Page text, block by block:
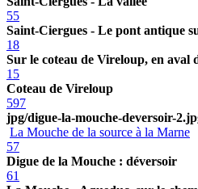
55
Saint-Ciergues - Le pont antique
18
Sur le coteau de Vireloup, en aval
15
Coteau de Vireloup
597
jpg/digue-la-mouche-deversoir-
La Mouche de la source à la Marne
57
Digue de la Mouche : déversoir
61